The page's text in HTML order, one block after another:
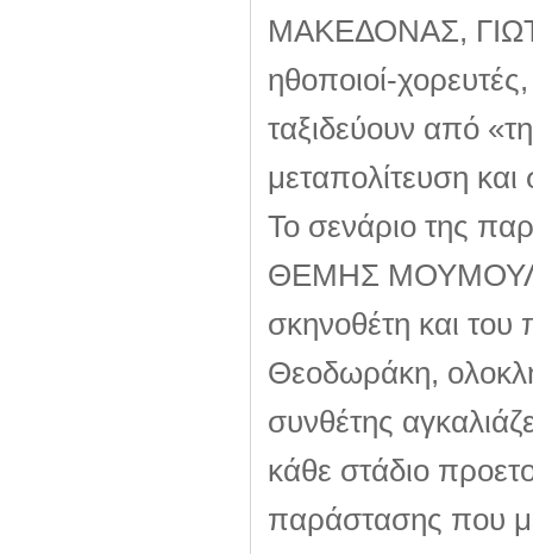
ΜΑΚΕΔΟΝΑΣ,
ηθοποιοί-
ταξιδεύουν από
μεταπολίτευση
Το σενάριο της
ΘΕΜΗΣ
σκηνοθέτη και
Θεοδωράκη,
συνθέτης
κάθε στάδιο
παράστασης που